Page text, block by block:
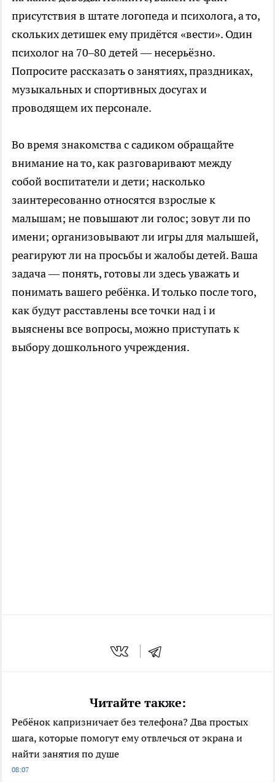
присутствия в штате логопеда и психолога, а то,
скольких детишек ему придётся «вести». Один
психолог на 70–80 детей — несерьёзно.
Попросите рассказать о занятиях, праздниках,
музыкальных и спортивных досугах и
проводящем их персонале.
Во время знакомства с садиком обращайте
внимание на то, как разговаривают между
собой воспитатели и дети; насколько
заинтересованно относятся взрослые к
малышам; не повышают ли голос; зовут ли по
имени; организовывают ли игры для малышей,
реагируют ли на просьбы и жалобы детей. Ваша
задача — понять, готовы ли здесь уважать и
понимать вашего ребёнка. И только после того,
как будут расставлены все точки над i и
выяснены все вопросы, можно приступать к
выбору дошкольного учреждения.
Читайте также:
Ребёнок капризничает без телефона? Два простых
шага, которые помогут ему отвлечься от экрана и
найти занятия по душе
08:07